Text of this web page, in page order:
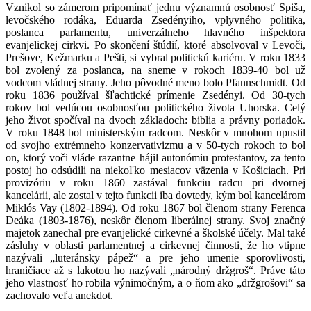
Vznikol so zámerom pripomínať jednu významnú osobnosť Spiša,
levočského rodáka, Eduarda Zsedényiho, vplyvného politika,
poslanca parlamentu, univerzálneho hlavného inšpektora
evanjelickej cirkvi. Po skončení štúdií, ktoré absolvoval v Levoči,
Prešove, Kežmarku a Pešti, si vybral politickú kariéru. V roku 1833
bol zvolený za poslanca, na sneme v rokoch 1839-40 bol už
vodcom vládnej strany. Jeho pôvodné meno bolo Pfannschmidt. Od
roku 1836 používal šľachtické prímenie Zsedényi. Od 30-tych
rokov bol vedúcou osobnosťou politického života Uhorska. Celý
jeho život spočíval na dvoch základoch: biblia a právny poriadok.
V roku 1848 bol ministerským radcom. Neskôr v mnohom upustil
od svojho extrémneho konzervativizmu a v 50-tych rokoch to bol
on, ktorý voči vláde razantne hájil autonómiu protestantov, za tento
postoj ho odsúdili na niekoľko mesiacov väzenia v Košiciach. Pri
provizóriu v roku 1860 zastával funkciu radcu pri dvornej
kancelárii, ale zostal v tejto funkcii iba dovtedy, kým bol kancelárom
Miklós Vay (1802-1894). Od roku 1867 bol členom strany Ferenca
Deáka (1803-1876), neskôr členom liberálnej strany. Svoj značný
majetok zanechal pre evanjelické cirkevné a školské účely. Mal také
zásluhy v oblasti parlamentnej a cirkevnej činnosti, že ho vtipne
nazývali „luteránsky pápež“ a pre jeho umenie sporovlivosti,
hraničiace až s lakotou ho nazývali „národný držgroš“. Práve táto
jeho vlastnosť ho robila výnimočným, a o ňom ako „držgrošovi“ sa
zachovalo veľa anekdot.